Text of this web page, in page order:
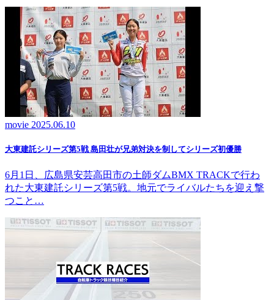
movie 2025.06.10
大東建託シリーズ第5戦 島田壮が兄弟対決を制してシリーズ初優勝
6月1日、広島県安芸高田市の土師ダムBMX TRACKで行わ
れた大東建託シリーズ第5戦。地元でライバルたちを迎え撃
つこと…